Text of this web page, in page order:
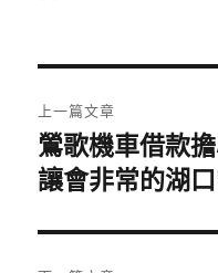
章
導
覽
上一篇文章
上
一
文
章:
鶯歌機車借款
讓會非常的湖